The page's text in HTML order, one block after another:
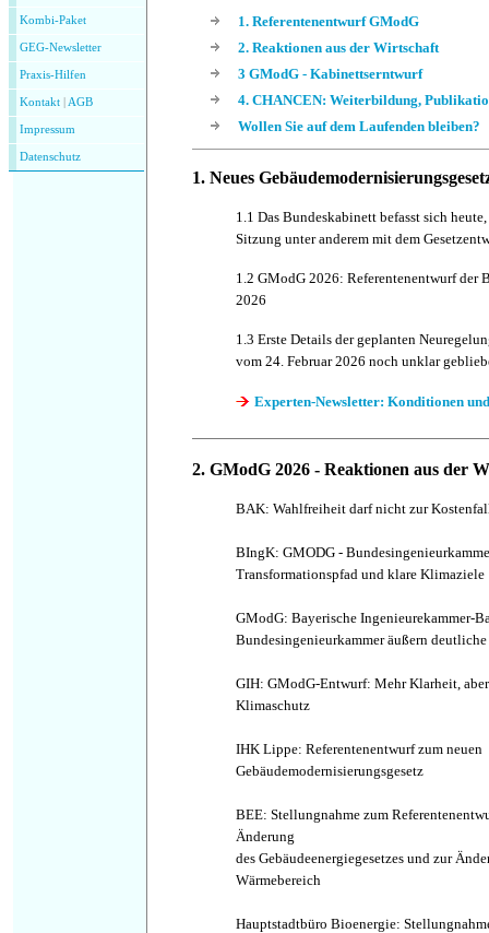
Kombi-Paket
GEG-Newsletter
Praxis-Hilfen
Kontakt AGB
Impressum
Datenschutz
1. Referentenentwurf GModG
2. Reaktionen aus der Wirtschaft
3 GModG - Kabinettserntwurf
4. CHANCEN: Weiterbildung,
Wollen Sie auf dem Laufenden bleiben?
1. Neues
1.1 Das Bundeskabinett befasst sich
Sitzung unter anderem mit dem
1.2 GModG 2026: Referentenentwurf der
2026
1.3 Erste Details der geplanten
vom 24. Februar 2026 noch unklar
Experten-Newsletter: Konditionen
2. GModG 2026 - Reaktionen aus der
BAK: Wahlfreiheit darf nicht zur
BIngK: GMODG -
Transformationspfad und klare Klimaziele
GModG: Bayerische Ingenieurekammer-
Bundesingenieurkammer äußern
GIH: GModG-Entwurf: Mehr Klarheit,
Klimaschutz
IHK Lippe: Referentenentwurf zum neuen
Gebäudemodernisierungsgesetz
BEE: Stellungnahme zum
Änderung
des Gebäudeenergiegesetzes und zur
Wärmebereich
Hauptstadtbüro Bioenergie: